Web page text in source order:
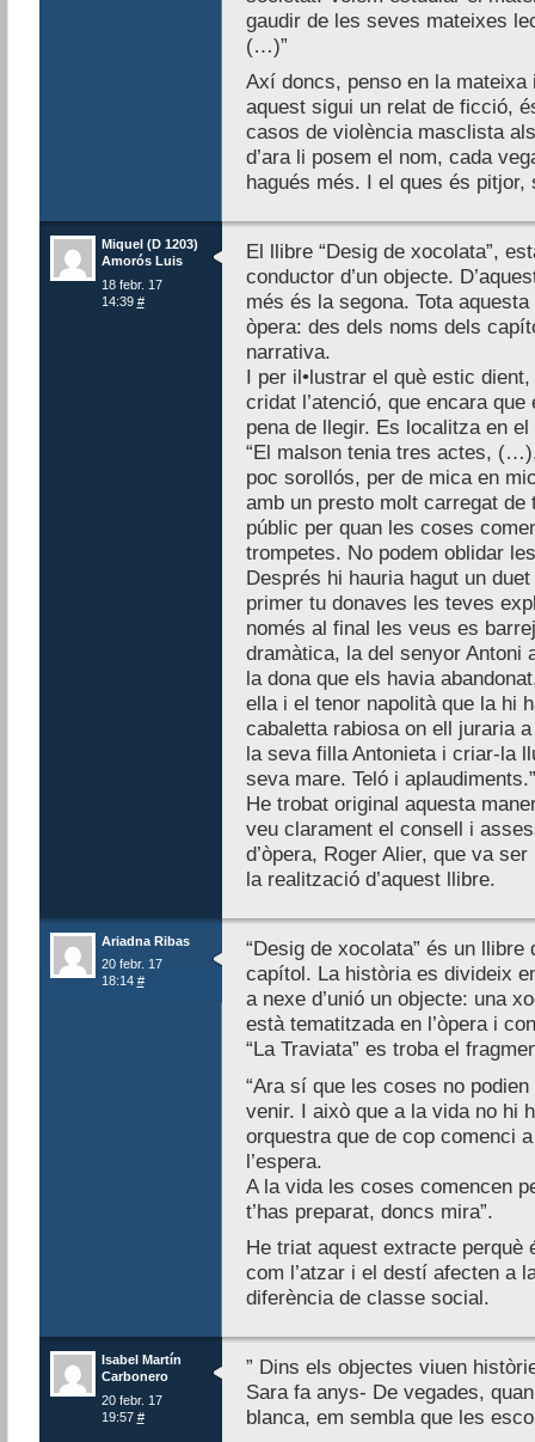
gaudir de les seves mateixes
(…)”
Axí doncs, penso en la mateixa
aquest sigui un relat de ficció,
casos de violència masclista
d’ara li posem el nom, cada
hagués més. I el ques és
Miquel (D 1203)
Amorós Luis
18 febr. 17
14:39 #
El llibre “Desig de xocolata”,
conductor d’un objecte.
més és la segona. Tota
òpera: des dels noms dels
narrativa.
I per il•lustrar el què estic
cridat l’atenció, que encara
pena de llegir. Es localitza en
“El malson tenia tres actes,
poc sorollós, per de mica en
amb un presto molt carregat de
públic per quan les coses
trompetes. No podem oblidar
Després hi hauria hagut un
primer tu donaves les teves
només al final les veus es
dramàtica, la del senyor Antoni
la dona que els havia
ella i el tenor napolità que la hi
cabaletta rabiosa on ell juraria
la seva filla Antonieta i criar-la
seva mare. Teló i aplaudiments.”
He trobat original aquesta
veu clarament el consell i
d’òpera, Roger Alier, que va
la realització d’aquest llibre.
Ariadna Ribas
20 febr. 17
18:14 #
“Desig de xocolata” és un
capítol. La història es divideix
a nexe d’unió un objecte: una
està tematitzada en l’òpera i
“La Traviata” es troba el
“Ara sí que les coses no
venir. I això que a la vida no hi
orquestra que de cop comenci
l’espera.
A la vida les coses comencen
t’has preparat, doncs mira”.
He triat aquest extracte
com l’atzar i el destí afecten a
diferència de classe social.
Isabel Martín
Carbonero
20 febr. 17
19:57 #
” Dins els objectes viuen
Sara fa anys- De vegades,
blanca, em sembla que les